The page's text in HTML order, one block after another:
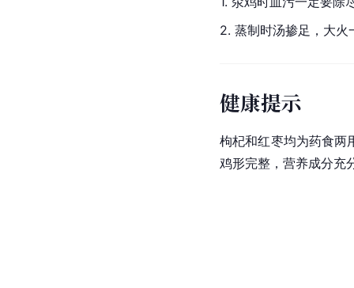
2. 蒸制时汤掺足，大火
健康提示
枸杞和红枣均为药食两
鸡形完整，营养成分充